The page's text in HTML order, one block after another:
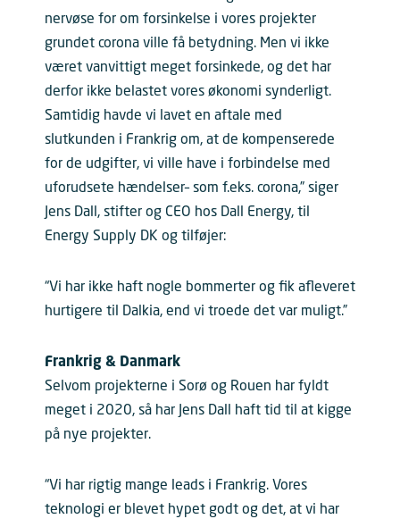
nervøse for om forsinkelse i vores projekter
grundet corona ville få betydning. Men vi ikke
været vanvittigt meget forsinkede, og det har
derfor ikke belastet vores økonomi synderligt.
Samtidig havde vi lavet en aftale med
slutkunden i Frankrig om, at de kompenserede
for de udgifter, vi ville have i forbindelse med
uforudsete hændelser– som f.eks. corona,” siger
Jens Dall, stifter og CEO hos Dall Energy, til
Energy Supply DK og tilføjer:
“Vi har ikke haft nogle bommerter og fik afleveret
hurtigere til Dalkia, end vi troede det var muligt.”
Frankrig & Danmark
Selvom projekterne i Sorø og Rouen har fyldt
meget i 2020, så har Jens Dall haft tid til at kigge
på nye projekter.
“Vi har rigtig mange leads i Frankrig. Vores
teknologi er blevet hypet godt og det, at vi har